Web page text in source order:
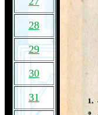
28
29
30
31